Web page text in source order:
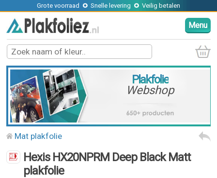
Grote voorraad Snelle levering Veilig betalen
Menu
Plakfolie
Webshop
Mat plakfolie
Hexis HX20NPRM Deep Black Matt
plakfolie